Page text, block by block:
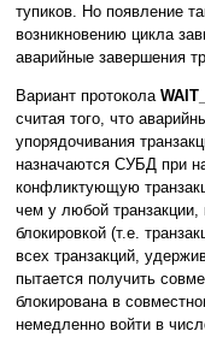
тупиков. Но появление
возникновению цикла
аварийные завершения
Вариант протокола
считая того, что
упорядочивания
назначаются СУБД при
конфликтующую
чем у любой
блокировкой (т.е.
всех транзакций,
пытается получить
блокирована в
немедленно войти в